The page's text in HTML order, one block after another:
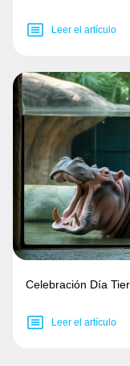
Leer el artículo
Celebración Día
Leer el artículo